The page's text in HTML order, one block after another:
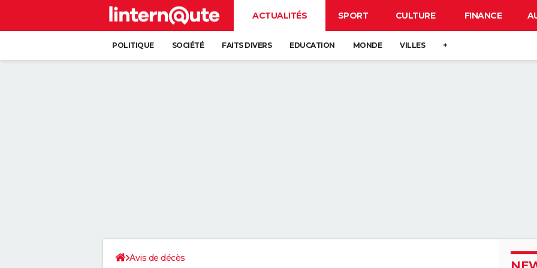
ACTUALITÉS SPORT CULTURE FINANCE
POLITIQUE SOCIÉTÉ FAITS DIVERS EDUCATION MONDE VILLES +
Avis de décès